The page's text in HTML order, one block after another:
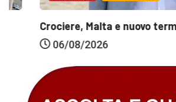
Crociere, Malta e nuovo terminal:
06/08/2026